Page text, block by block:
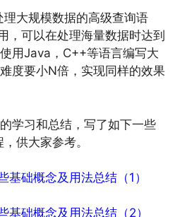
理大规模数据的高级查询语
，可以在处理海量数据时达到
用Java，C++等语言编写大
度要小N倍，实现同样的效果
学习和总结，写了如下一些
供大家参考。
基础概念及用法总结（1）
基础概念及用法总结（2）